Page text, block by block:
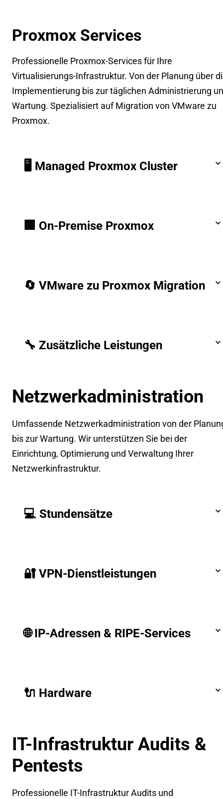
Proxmox Services
Professionelle Proxmox-Services für Ihre
Virtualisierungs-Infrastruktur. Von der Planung über
Implementierung bis zur täglichen Administrierung
Wartung. Spezialisiert auf Migration von VMware zu
Proxmox.
🖥️ Managed Proxmox Cluster
🏢 On-Premise Proxmox
🔄 VMware zu Proxmox Migration
🔧 Zusätzliche Leistungen
Netzwerkadministration
Umfassende Netzwerkadministration von der
bis zur Wartung. Wir unterstützen Sie bei der
Einrichtung, Optimierung und Verwaltung Ihrer
Netzwerkinfrastruktur.
💻 Stundensätze
🔐 VPN-Dienstleistungen
🌐 IP-Adressen & RIPE-Services
🔌 Hardware
IT-Infrastruktur Audits &
Pentests
Professionelle IT-Infrastruktur Audits und